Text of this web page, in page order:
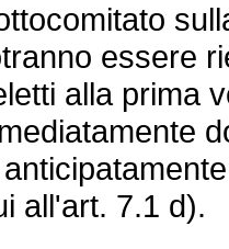
essere
alla prima
all'art. 7.1 d).